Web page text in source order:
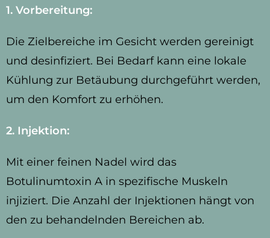
1. Vorbereitung:
Die Zielbereiche im Gesicht werden gereinigt
und desinfiziert. Bei Bedarf kann eine lokale
Kühlung zur Betäubung durchgeführt werden,
um den Komfort zu erhöhen.
2. Injektion:
Mit einer feinen Nadel wird das
Botulinumtoxin A in spezifische Muskeln
injiziert. Die Anzahl der Injektionen hängt von
den zu behandelnden Bereichen ab.